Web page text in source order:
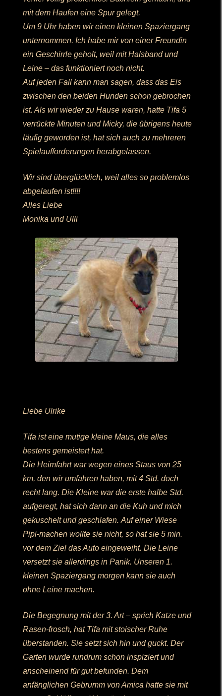
mit dem Haufen eine Spur gelegt.
Um 9 Uhr haben wir einen kleinen Spaziergang
unternommen. Ich habe mir von einer Freundin
ein Geschirrle geholt, weil mit Halsband und
Leine – das funktioniert noch nicht.
Auf jeden Fall kann man sagen, dass das Eis
zwischen den beiden Hunden schon gebrochen
ist. Als wir wieder zu Hause waren, hatte Tifa 5
verrückte Minuten und Micky, die übrigens heute
läufig geworden ist, hat sich auch zu mehreren
Spielaufforderungen herabgelassen.
Wir sind überglücklich, weil alles so problemlos
abgelaufen ist!!!!
Alles Liebe
Monika und Ulli
Liebe Ulrike
Tifa ist eine mutige kleine Maus, die alles
bestens gemeistert hat.
Die Heimfahrt war wegen eines Staus von 25
km, den wir umfahren haben, mit 4 Std. doch
recht lang. Die Kleine war die erste halbe Std.
aufgeregt, hat sich dann an die Kuh und mich
gekuschelt und geschlafen. Auf einer Wiese
Pipi-machen wollte sie nicht, so hat sie 5 min.
vor dem Ziel das Auto eingeweiht. Die Leine
versetzt sie allerdings in Panik. Unseren 1.
kleinen Spaziergang morgen kann sie auch
ohne Leine machen.
Die Begegnung mit der 3. Art – sprich Katze und
Rasen-frosch, hat Tifa mit stoischer Ruhe
überstanden. Sie setzt sich hin und guckt. Der
Garten wurde rundrum schon inspiziert und
anscheinend für gut befunden. Dem
anfänglichen Gebrumm von Amica hatte sie mit